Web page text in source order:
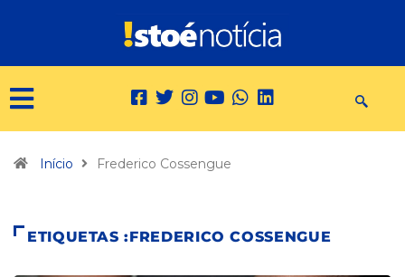
Início Frederico Cossengue
ETIQUETAS :FREDERICO COSSENGUE